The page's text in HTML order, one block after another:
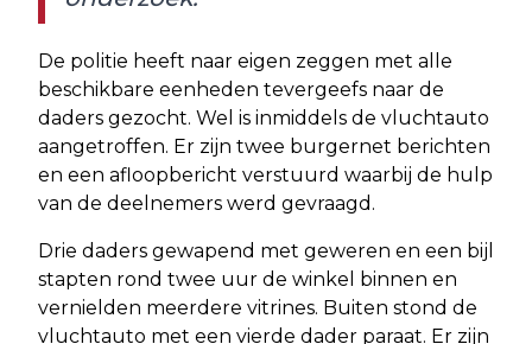
De politie heeft naar eigen zeggen met alle
beschikbare eenheden tevergeefs naar de
daders gezocht. Wel is inmiddels de vluchtauto
aangetroffen. Er zijn twee burgernet berichten
en een afloopbericht verstuurd waarbij de hulp
van de deelnemers werd gevraagd.
Drie daders gewapend met geweren en een bijl
stapten rond twee uur de winkel binnen en
vernielden meerdere vitrines. Buiten stond de
vluchtauto met een vierde dader paraat. Er zijn